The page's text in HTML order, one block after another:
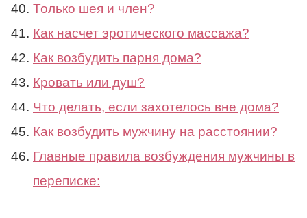
Только шея и член?
Как насчет эротического массажа?
Как возбудить парня дома?
Кровать или душ?
Что делать, если захотелось вне дома?
Как возбудить мужчину на расстоянии?
Главные правила возбуждения мужчины в
переписке: